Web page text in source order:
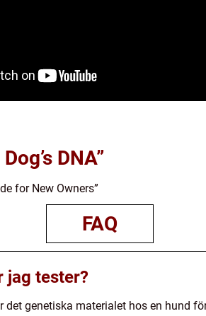
DNA”
for New Owners”
FAQ
jag tester?
det genetiska materialet hos en hund